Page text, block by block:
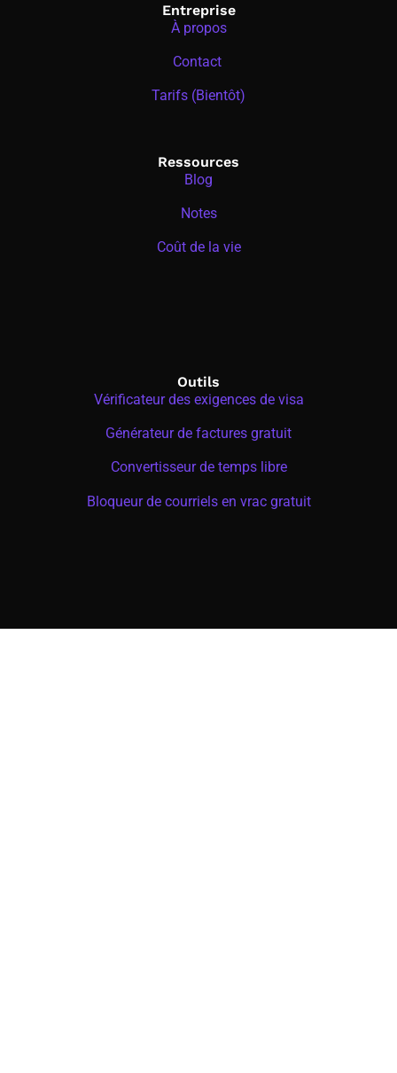
Entreprise
À propos
Contact
Tarifs (Bientôt)
Ressources
Blog
Notes
Coût de la vie
Outils
Vérificateur des exigences de visa
Générateur de factures gratuit
Convertisseur de temps libre
Bloqueur de courriels en vrac gratuit